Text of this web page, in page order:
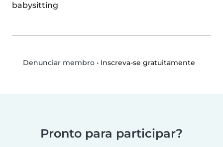
babysitting
Denunciar membro• Inscreva-se gratuitamente
Pronto para participar?